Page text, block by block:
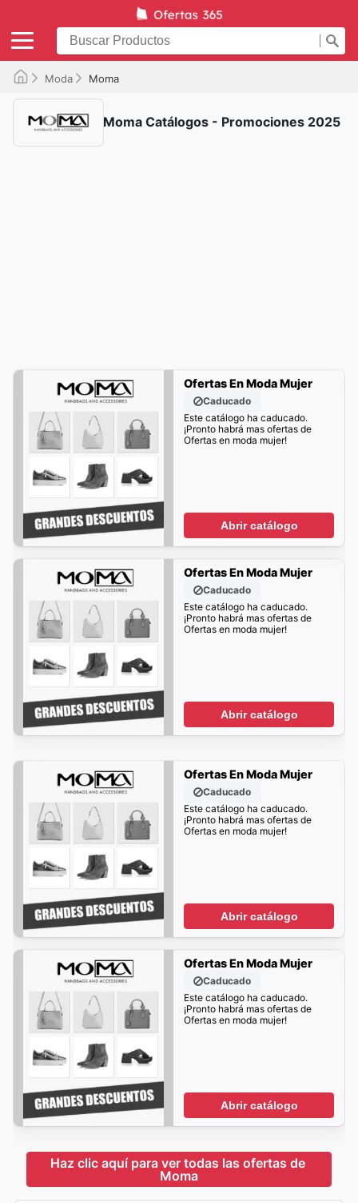
Moda Moma
Moma Catálogos - Promociones 2025
Ofertas En Moda Mujer
Caducado
Este catálogo ha caducado.
¡Pronto habrá mas ofertas de
Ofertas en moda mujer!
Abrir catálogo
Ofertas En Moda Mujer
Caducado
Este catálogo ha caducado.
¡Pronto habrá mas ofertas de
Ofertas en moda mujer!
Abrir catálogo
Ofertas En Moda Mujer
Caducado
Este catálogo ha caducado.
¡Pronto habrá mas ofertas de
Ofertas en moda mujer!
Abrir catálogo
Ofertas En Moda Mujer
Caducado
Este catálogo ha caducado.
¡Pronto habrá mas ofertas de
Ofertas en moda mujer!
Abrir catálogo
Haz clic aquí para ver todas las ofertas de
Moma